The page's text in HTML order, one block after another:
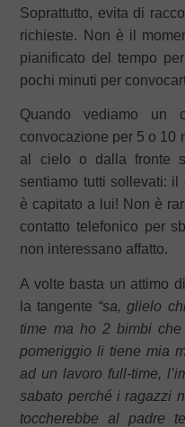
Soprattutto, evita di
richieste. Non è il
pianificato del tempo
pochi minuti per
Quando vediamo un
convocazione per 5 o 10
al cielo o dalla fronte
sentiamo tutti sollevati: il
è capitato a lui! Non è
contatto telefonico per
non interessano affatto.
A volte basta un attimo
la tangente “sa, glielo
time ma ho 2 bimbi
pomeriggio li tiene mia
ad un lavoro full-time,
sabato perché i ragazzi
toccherebbe al padre